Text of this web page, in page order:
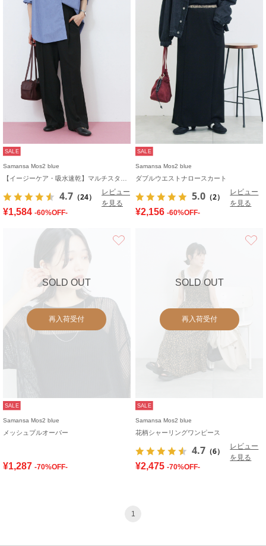
SALE
Samansa Mos2 blue
4.7 （24）
レビュー
を見る
¥1,584 -60%OFF-
SALE
Samansa Mos2 blue
ダブルウエストナロースカート
5.0 （2）
レビュー
を見る
¥2,156 -60%OFF-
SOLD OUT
再入荷受付
SALE
Samansa Mos2 blue
メッシュプルオーバー
¥1,287 -70%OFF-
SOLD OUT
再入荷受付
SALE
Samansa Mos2 blue
花柄シャーリングワンピース
4.7 （6）
レビュー
を見る
¥2,475 -70%OFF-
1